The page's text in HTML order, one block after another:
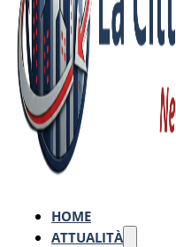
HOME
ATTUALITÀ